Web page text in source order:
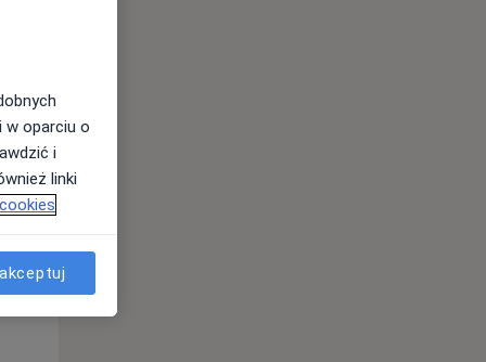
Czw,
13 Sie
w oparciu o
i
linki